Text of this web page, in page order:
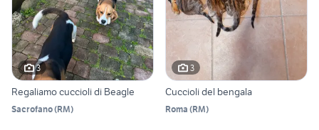
3
Regaliamo cuccioli di Beagle
Sacrofano(RM)
3
Cuccioli del bengala
Roma (RM)